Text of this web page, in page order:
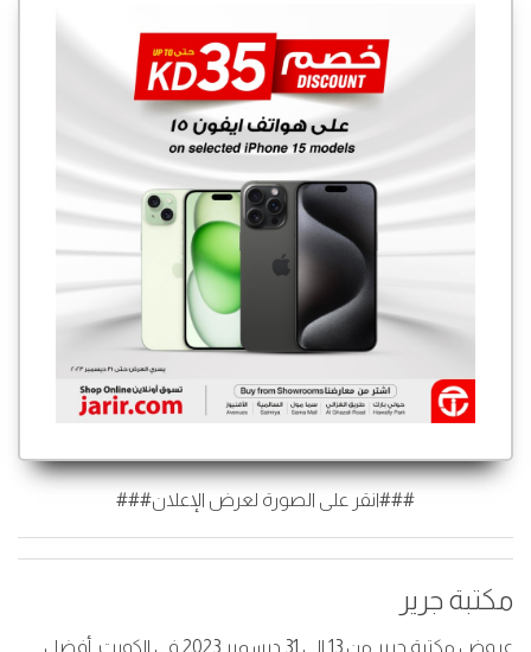
###انقر على الصورة لعرض الإعلان###
مكتبة جرير
عروض مكتبة جرير من 13 إلى 31 ديسمبر 2023 في الكويت. أفضل